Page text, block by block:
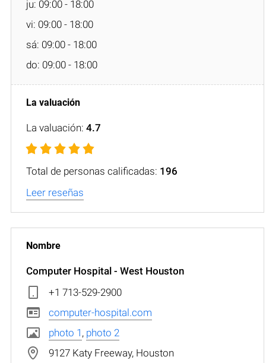
ju: 09:00 - 18:00
vi: 09:00 - 18:00
sá: 09:00 - 18:00
do: 09:00 - 18:00
La valuación: 4.7
Total de personas calificadas: 196
Leer reseñas
Computer Hospital - West Houston
+1 713-529-2900
computer-hospital.com
photo 1 , photo 2
9127 Katy Freeway, Houston